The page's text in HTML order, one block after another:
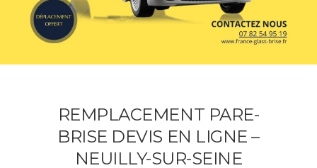
REMPLACEMENT PARE-
BRISE DEVIS EN LIGNE –
NEUILLY-SUR-SEINE